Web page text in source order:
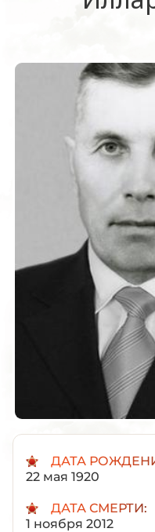
ДАТА
22 мая 1920
ДАТА СМЕРТИ:
1 ноября 2012